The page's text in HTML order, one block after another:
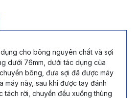
cho bông nguyên chất và sợi
dưới 76mm, dưới tác dụng của
bông, đưa sợi đã được máy
máy này, sau khi được tay đánh
tách rời, chuyển đều xuống thùng